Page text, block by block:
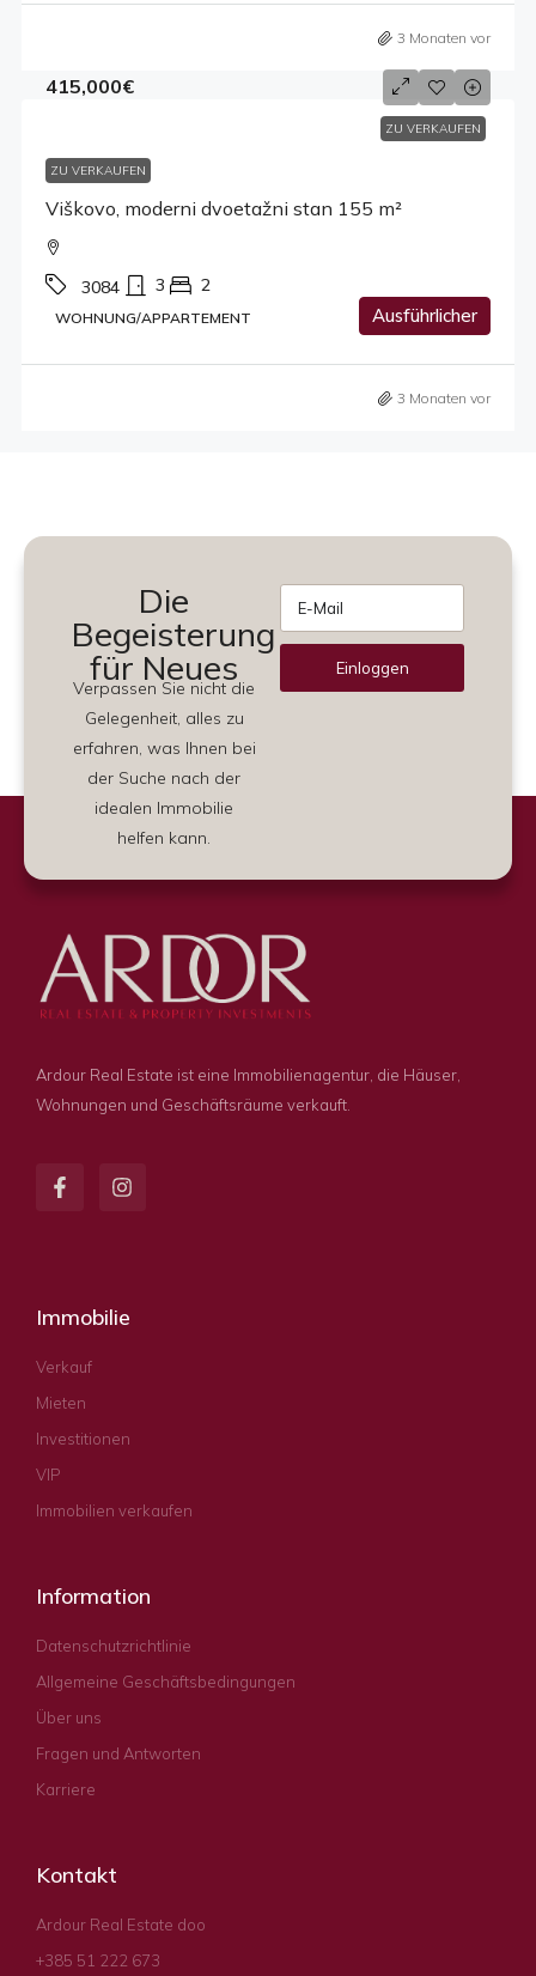
3 Monaten vor
ZU VERKAUFEN
415,000€
ZU VERKAUFEN
Viškovo, moderni dvoetažni stan 155 m²
3084 3 2
WOHNUNG/APPARTEMENT Ausführlicher
3 Monaten vor
Die
Begeisterung
für Neues
Verpassen Sie nicht die
Gelegenheit, alles zu
erfahren, was Ihnen bei
der Suche nach der
idealen Immobilie
helfen kann.
Einloggen
Ardour Real Estate ist eine Immobilienagentur, die Häuser,
Wohnungen und Geschäftsräume verkauft.
Immobilie
Verkauf
Mieten
Investitionen
VIP
Immobilien verkaufen
Information
Datenschutzrichtlinie
Allgemeine Geschäftsbedingungen
Über uns
Fragen und Antworten
Karriere
Kontakt
Ardour Real Estate doo
+385 51 222 673